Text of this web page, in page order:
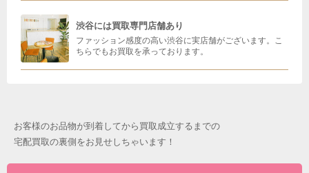
渋谷には買取専門店舗あり
ファッション感度の高い渋谷に実店舗がございます。こ
ちらでもお買取を承っております。
お客様のお品物が到着してから買取成立するまでの
宅配買取の裏側をお見せしちゃいます！